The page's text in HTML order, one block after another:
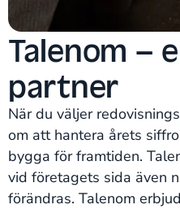
Talenom –
partner
När du väljer
om att hantera årets
bygga för framtiden.
vid företagets sida även
förändras. Talenom